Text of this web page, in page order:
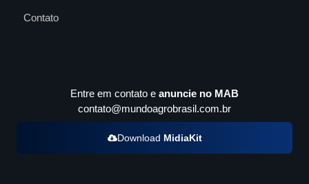
Contato
Entre em contato e anuncie no MAB
contato@mundoagrobrasil.com.br
Download MidiaKit